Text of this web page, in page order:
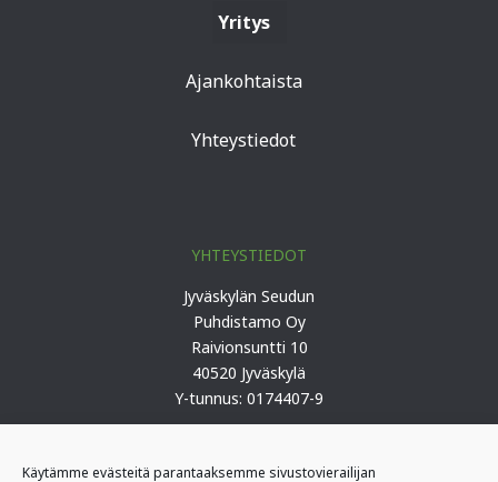
Käytämme evästeitä parantaaksemme sivustovierailijan
Yritys
Ajankohtaista
Yhteystiedot
YHTEYSTIEDOT
Jyväskylän Seudun
Puhdistamo Oy
Raivionsuntti 10
40520 Jyväskylä
Y-tunnus: 0174407-9